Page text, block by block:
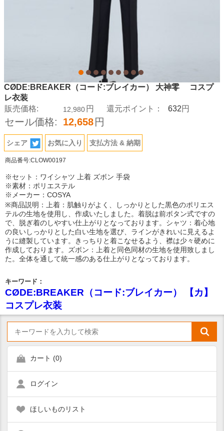
CØDE:BREAKER（コード:ブレイカー） 大神零 コスプ
レ衣装
販売価格:
12,980 円 還元ポイント： 632 円
セール価格: 12,658 円
シェア お気に入り 支払方法 & 納期
商品番号:CLOW00197
※セット：ワイシャツ 上着 ズボン 手袋
※素材：ポリエステル
※メーカー：COSYA
※商品説明：上着：肌触りがよく、しっかりとした黒色のポリエス
テルの生地を使用し、作成いたしました。着脱は前ボタン式ですの
で、脱ぎ着のしやすい仕上がりとなっております。シャツ：着心地
の良いしっかりとした白い生地を選び、ラインがきれいに見えるよ
うに縫製しています。きっちりと着こなせるよう、襟は少々硬めに
作成しております。ズボン：上着と同色同材の生地を使用致しまし
た。全体を通して統一感のある仕上がりとなっております。
キーワード：
CØDE:BREAKER（コード:ブレイカー） 【カ】
コスプレ衣装
カート (0)
ログイン
ほしいものリスト